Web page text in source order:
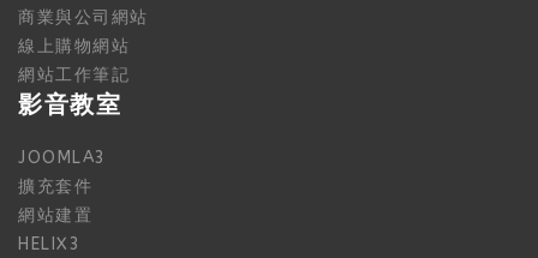
商業與公司網站
線上購物網站
網站工作筆記
影音教室
JOOMLA3
擴充套件
網站建置
HELIX3